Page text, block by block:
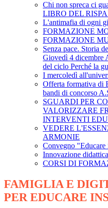
Chi non spreca ci
LIBRO DEL
L'antimafia di ogni
FORMAZIONE
FORMAZIONE
Senza pace. Storia
Giovedì 4 dicembre
del ciclo Perché la
I mercoledì
Offerta formativa di
bandi di concorso
SGUARDI PER
VALORIZZARE
INTERVENTI
VEDERE
ARMONIE
Convegno
Innovazione
CORSI DI
FAMIGLIA E
PER EDUCARE